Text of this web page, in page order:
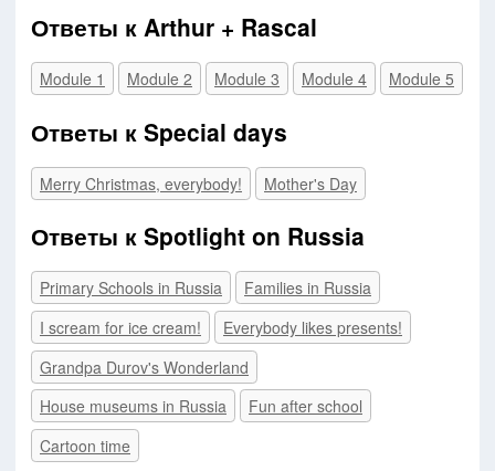
Ответы к Arthur + Rascal
Module 1 Module 2 Module 3 Module 4 Module 5
Ответы к Special days
Merry Christmas, everybody! Mother's Day
Ответы к Spotlight on Russia
Primary Schools in Russia
Families in Russia
I scream for ice cream!
Everybody likes presents!
Grandpa Durov's Wonderland
House museums in Russia
Fun after school
Cartoon time